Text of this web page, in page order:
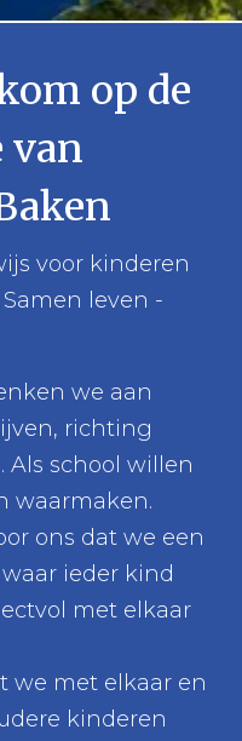
op de
van
voor kinderen
leven -
we aan
richting
Als school willen
waarmaken.
ons dat we een
ieder kind
met elkaar
we met elkaar en
kinderen